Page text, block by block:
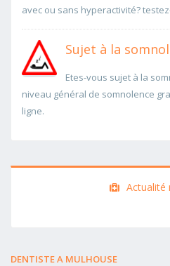
avec ou sans hyperactivité?
Sujet à la
Etes-vous sujet à la
niveau général de somnolence
ligne.
Actualité
DENTISTE A MULHOUSE